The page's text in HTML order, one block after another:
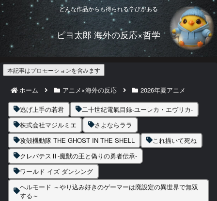
どんな作品からも得られる学びがある
ピヨ太郎 海外の反応×哲学
本記事はプロモーションを含みます
ホーム アニメ×海外の反応 2026年夏アニメ
逃げ上手の若君
二十世紀電氣目録-ユーレカ・エヴリカ-
株式会社マジルミエ
さよならララ
攻殻機動隊 THE GHOST IN THE SHELL
これ描いて死ね
クレバテスⅡ-魔獣の王と偽りの勇者伝承-
ワールド イズ ダンシング
ヘルモード ～やり込み好きのゲーマーは廃設定の異世界で無双
する～